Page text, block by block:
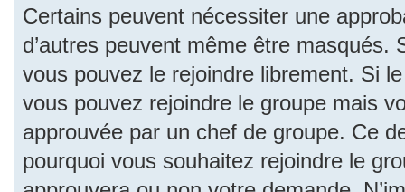
Certains peuvent nécessiter une
d’autres peuvent même être
vous pouvez le rejoindre librement. Si
vous pouvez rejoindre le groupe mais
approuvée par un chef de groupe. Ce
pourquoi vous souhaitez rejoindre le